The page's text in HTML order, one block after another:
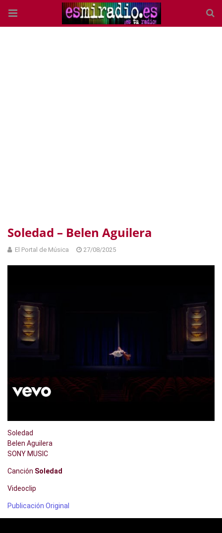
Soledad – Belen Aguilera
El Portal de Música 27/08/2025
Soledad
Belen Aguilera
SONY MUSIC
Canción Soledad
Videoclip
Publicación Original